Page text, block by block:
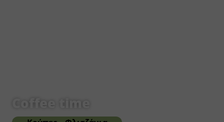
Coffee time